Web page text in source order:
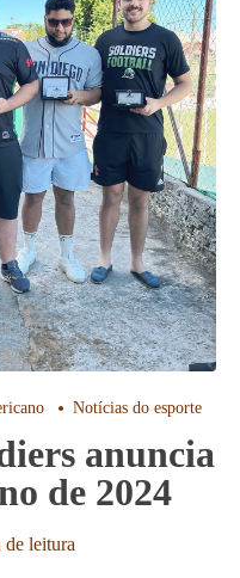
Notícias do esporte
anuncia
de 2024
de leitura